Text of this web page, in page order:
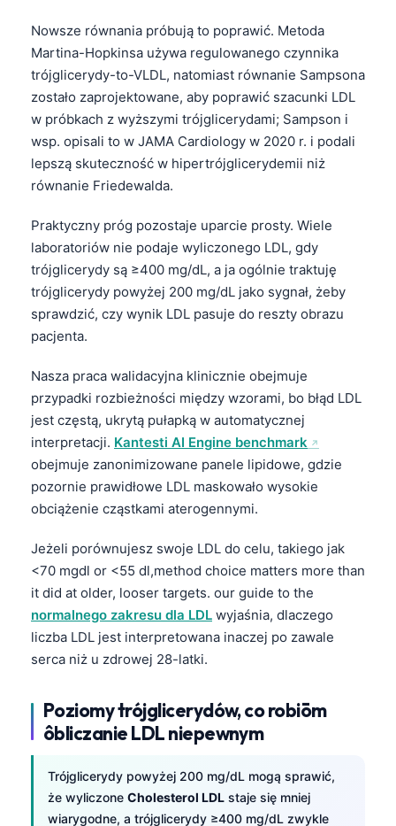
Nowsze równania próbują to poprawić. Metoda
Martina-Hopkinsa używa regulowanego czynnika
trójglicerydy-to-VLDL, natomiast równanie Sampsona
zostało zaprojektowane, aby poprawić szacunki LDL
w próbkach z wyższymi trójglicerydami; Sampson i
wsp. opisali to w JAMA Cardiology w 2020 r. i podali
lepszą skuteczność w hipertrójglicerydemii niż
równanie Friedewalda.
Praktyczny próg pozostaje uparcie prosty. Wiele
laboratoriów nie podaje wyliczonego LDL, gdy
trójglicerydy są ≥400 mg/dL, a ja ogólnie traktuję
trójglicerydy powyżej 200 mg/dL jako sygnał, żeby
sprawdzić, czy wynik LDL pasuje do reszty obrazu
pacjenta.
Nasza praca walidacyjna klinicznie obejmuje
przypadki rozbieżności między wzorami, bo błąd LDL
jest częstą, ukrytą pułapką w automatycznej
interpretacji. Kantesti AI Engine benchmark
obejmuje zanonimizowane panele lipidowe, gdzie
pozornie prawidłowe LDL maskowało wysokie
obciążenie cząstkami aterogennymi.
Jeżeli porównujesz swoje LDL do celu, takiego jak
<70 mgdl or <55 dl,method choice matters more than
it did at older, looser targets. our guide to the
normalnego zakresu dla LDL wyjaśnia, dlaczego
liczba LDL jest interpretowana inaczej po zawale
serca niż u zdrowej 28-latki.
Poziomy trójglicerydów, co robiōm
ôbliczanie LDL niepewnym
Trójglicerydy powyżej 200 mg/dL mogą sprawić,
że wyliczone Cholesterol LDL staje się mniej
wiarygodne, a trójglicerydy ≥400 mg/dL zwykle